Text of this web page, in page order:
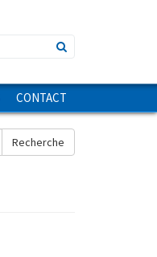
CONTACT
Recherche